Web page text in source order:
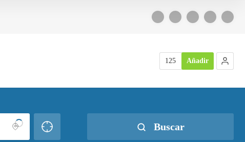
125 Añadir
Buscar